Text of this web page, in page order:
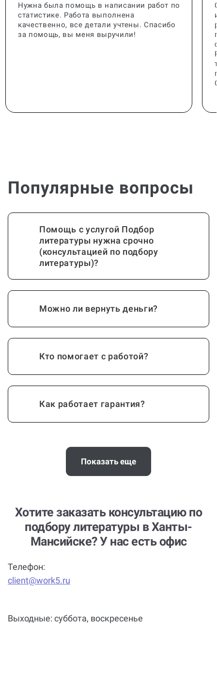
Нужна была помощь в написании работ по
статистике. Работа выполнена
качественно, все детали учтены. Спасибо
за помощь, вы меня выручили!
Популярные вопросы
Помощь с услугой Подбор
литературы нужна срочно
(консультацией по подбору
литературы)?
Можно ли вернуть деньги?
Кто помогает с работой?
Как работает гарантия?
Сколько стоит помощь?
Помощь можно получить по любой
литературы на Work5?
Показать еще
Хотите заказать консультацию по
подбору литературы в Ханты-
Мансийске? У нас есть офис
Телефон:
client@work5.ru
Выходные: суббота, воскресенье